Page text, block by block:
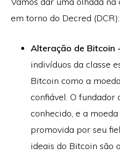
em torno do Decred (DCR):
Alteração de Bitcoin
indivíduos da classe
Bitcoin como a
confiável. O fundador
conhecido, e a
promovida por seu
ideais do Bitcoin são